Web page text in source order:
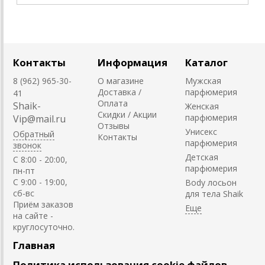
Контакты
8 (962) 965-30-
41
Shaik-
Vip@mail.ru
Обратный
звонок
C 8:00 - 20:00,
пн-пт
С 9:00 - 19:00,
сб-вс
Приём заказов
на сайте -
круглосуточно.
Информация
О магазине
Доставка /
Оплата
Скидки / Акции
Отзывы
Контакты
Каталог
Мужская
парфюмерия
Женская
парфюмерия
Унисекс
парфюмерия
Детская
парфюмерия
Body лосьон
для тела Shaik
Главная